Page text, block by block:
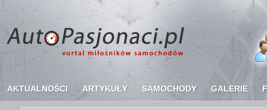
AKTUALNOŚCI ARTYKUŁY SAMOCHODY GALERIE